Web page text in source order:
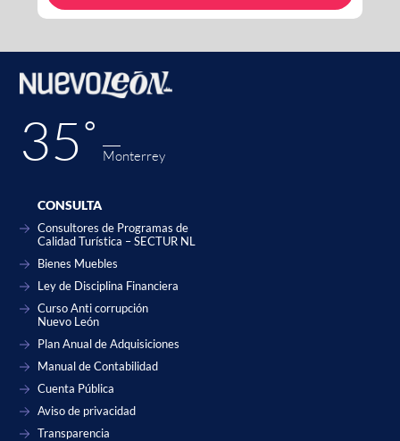
35˚ Monterrey
CONSULTA
Consultores de Programas de
Calidad Turística – SECTUR NL
Bienes Muebles
Ley de Disciplina Financiera
Curso Anti corrupción
Nuevo León
Plan Anual de Adquisiciones
Manual de Contabilidad
Cuenta Pública
Aviso de privacidad
Transparencia